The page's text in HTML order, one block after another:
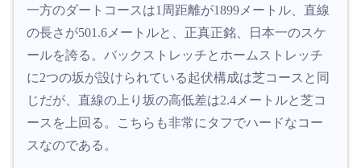
一方のダートコースは1周距離が1899メートル、直線
の長さが501.6メートルと、正真正銘、日本一のスケ
ールを誇る。バックストレッチとホームストレッチ
に2つの坂が設けられている起伏構成は芝コースと同
じだが、直線の上り坂の高低差は2.4メートルと芝コ
ースを上回る。こちらも非常にタフでハードなコー
スなのである。